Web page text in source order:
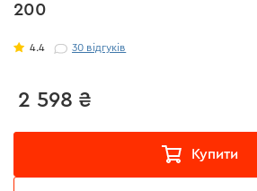
200
4.4 30 відгуків
2 598 ₴
Купити